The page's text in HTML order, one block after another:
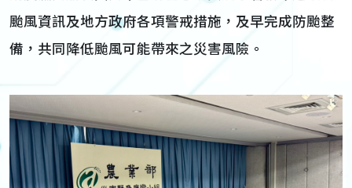
颱風資訊及地方政府各項警戒措施，及早完成防颱整
備，共同降低颱風可能帶來之災害風險。